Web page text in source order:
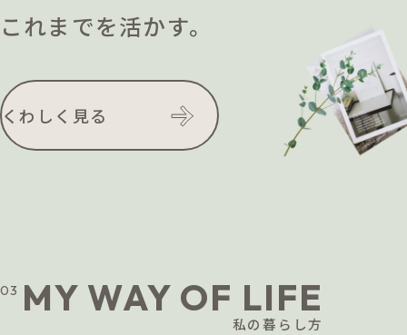
これまでを活かす。
くわしく見る
03 MY WAY OF LIFE
私の暮らし方